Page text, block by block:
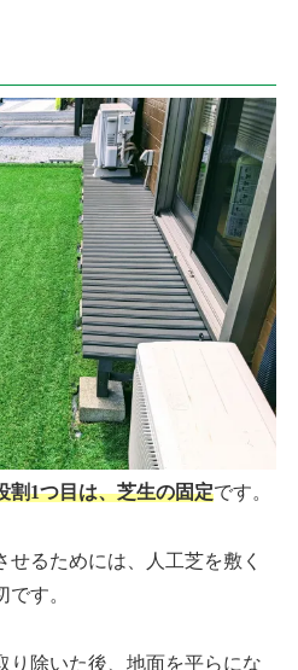
1つ目は、芝生の固定です。
せるためには、人工芝を敷く
す。
り除いた後、地面を平らにな